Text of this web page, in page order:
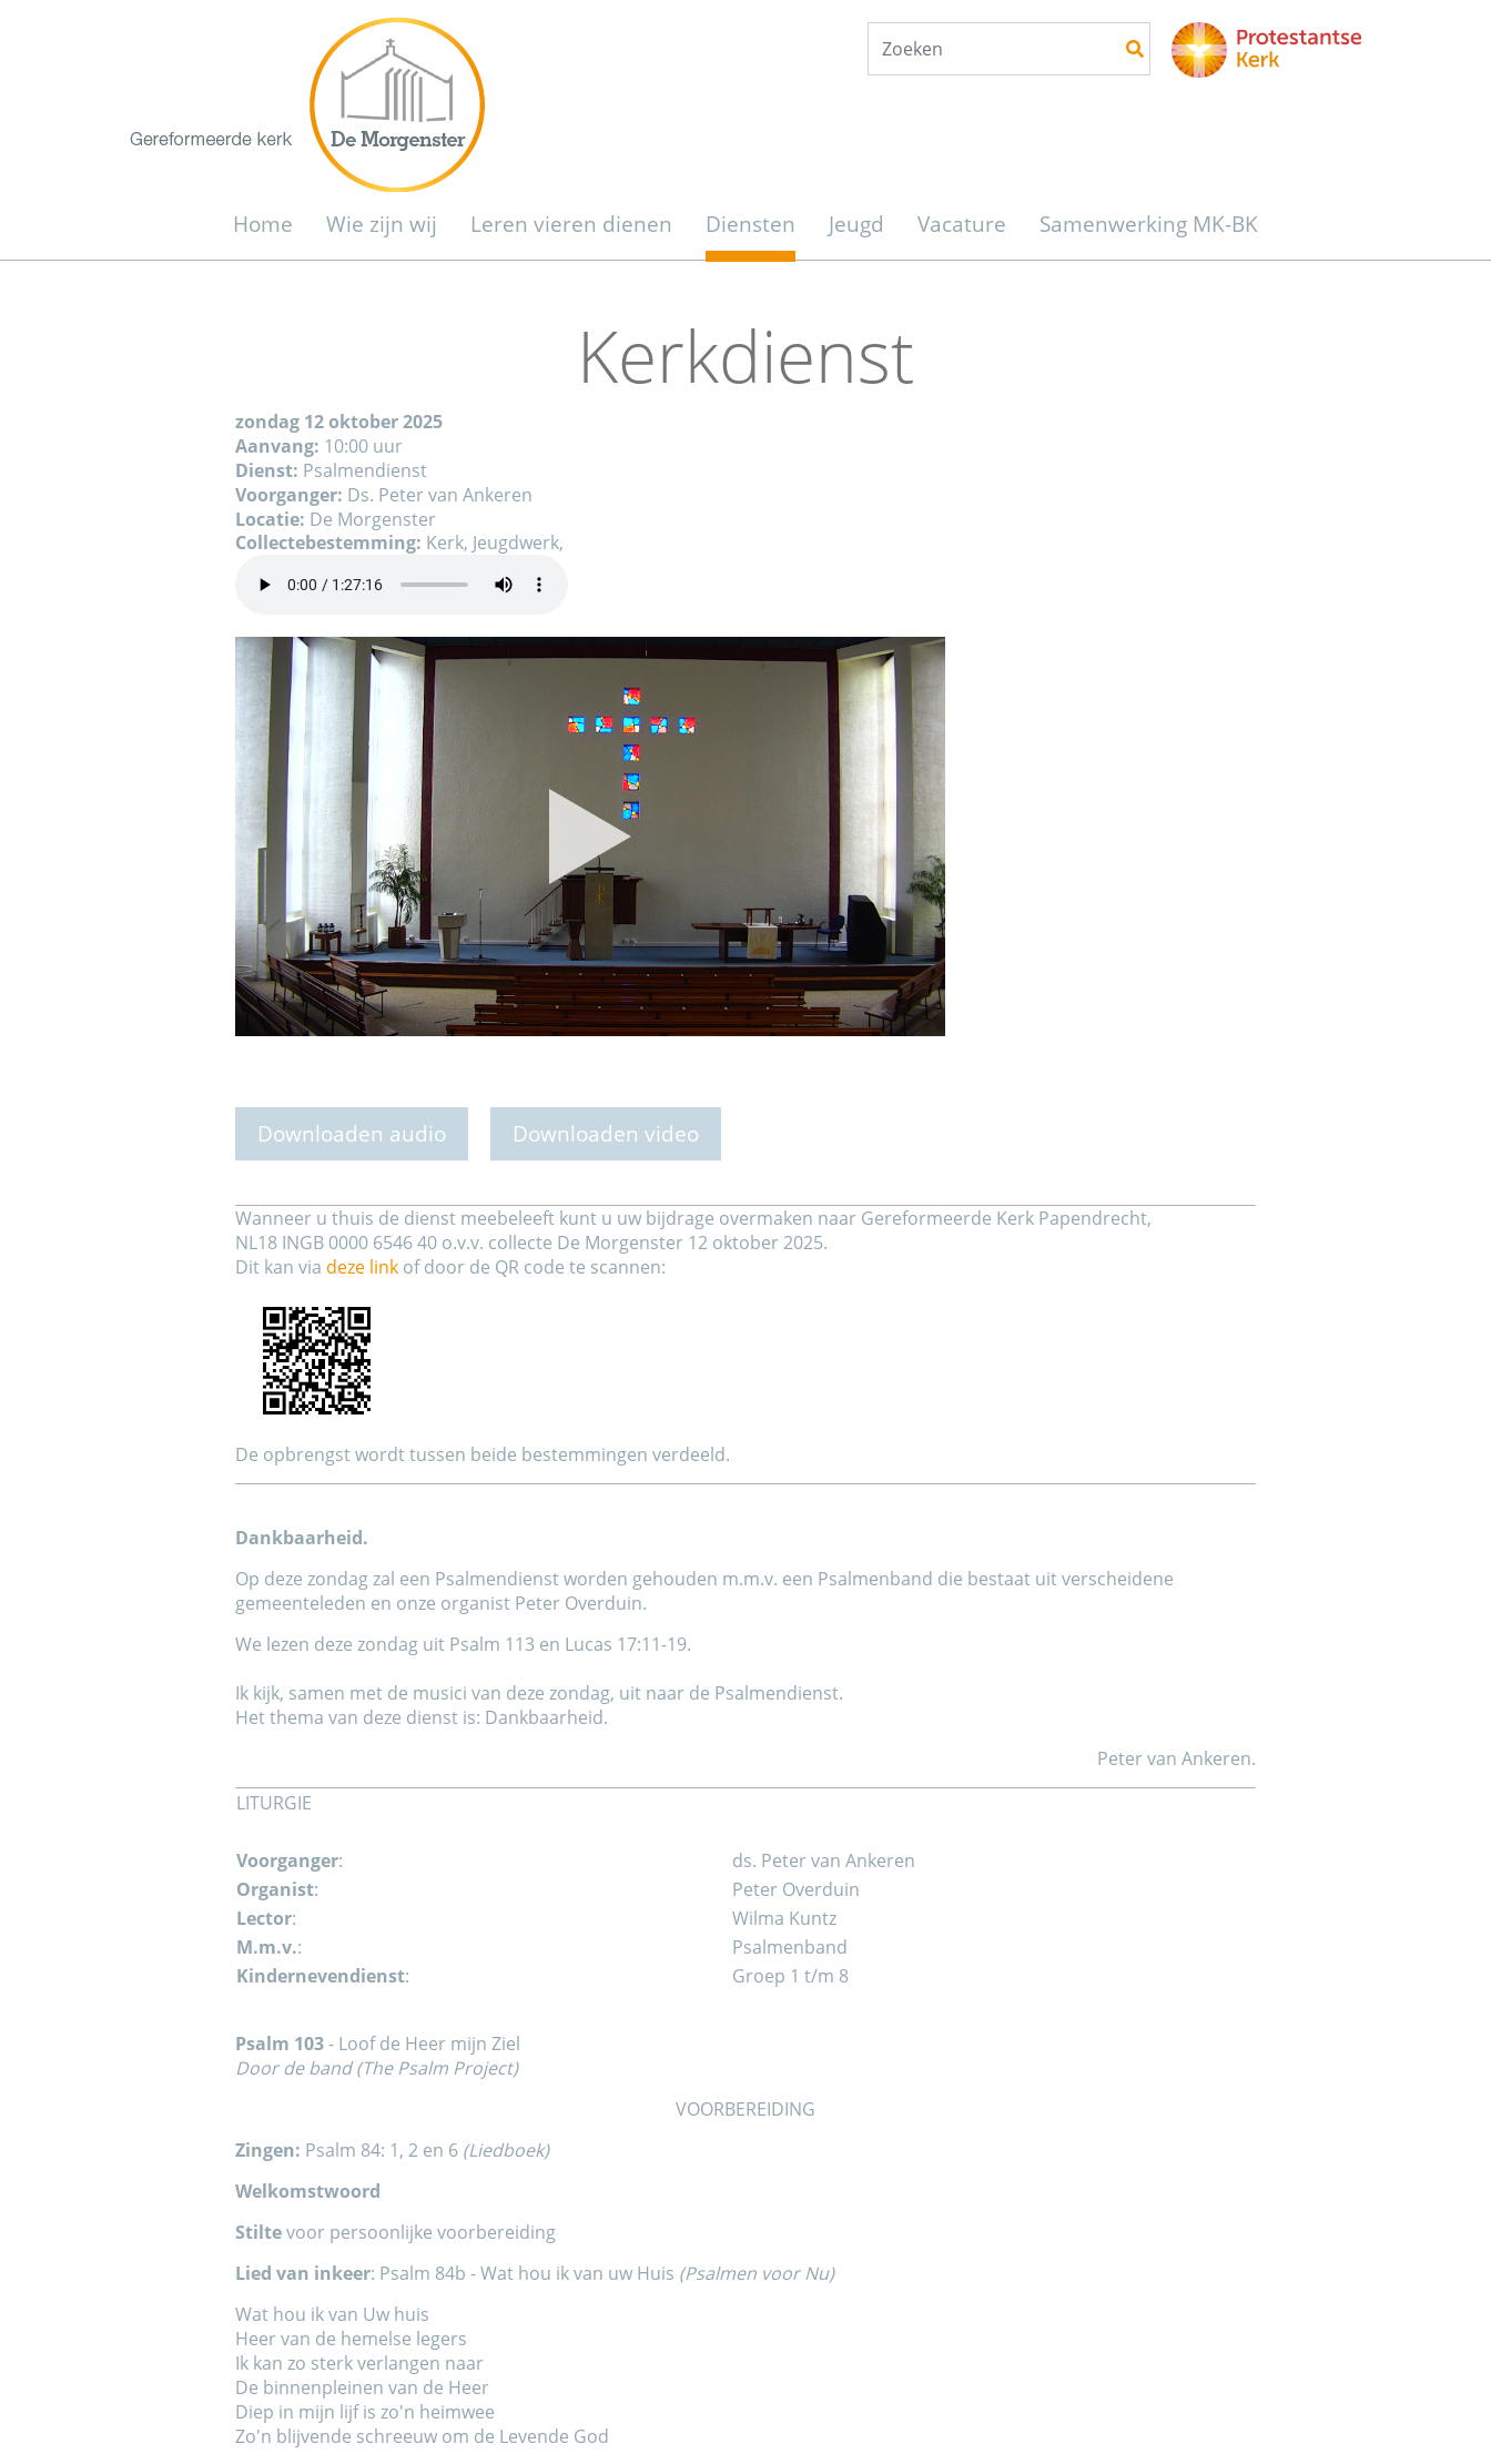
Home Wie zijn wij Leren vieren dienen Diensten Jeugd Vacature Samenwerking MK-BK
Kerkdienst
zondag 12 oktober 2025
Aanvang: 10:00 uur
Dienst: Psalmendienst
Voorganger: Ds. Peter van Ankeren
Locatie: De Morgenster
Collectebestemming: Kerk, Jeugdwerk,
Downloaden audio Downloaden video
Wanneer u thuis de dienst meebeleeft kunt u uw bijdrage overmaken naar Gereformeerde Kerk Papendrecht,
NL18 INGB 0000 6546 40 o.v.v. collecte De Morgenster 12 oktober 2025.
Dit kan via deze link of door de QR code te scannen:
De opbrengst wordt tussen beide bestemmingen verdeeld.
Dankbaarheid.
Op deze zondag zal een Psalmendienst worden gehouden m.m.v. een Psalmenband die bestaat uit verscheidene
gemeenteleden en onze organist Peter Overduin.
We lezen deze zondag uit Psalm 113 en Lucas 17:11-19.
Ik kijk, samen met de musici van deze zondag, uit naar de Psalmendienst.
Het thema van deze dienst is: Dankbaarheid.
Peter van Ankeren.
LITURGIE
Voorganger:
ds. Peter van Ankeren
Organist:
Peter Overduin
Lector:
Wilma Kuntz
M.m.v.:
Psalmenband
Kindernevendienst: Groep 1 t/m 8
Psalm 103- Loof de Heer mijn Ziel
Door de band (The Psalm Project)
VOORBEREIDING
Zingen: Psalm 84: 1, 2 en 6 (Liedboek)
Welkomstwoord
Stiltevoor persoonlijke voorbereiding
Lied van inkeer: Psalm 84b - Wat hou ik van uw Huis (Psalmen voor Nu)
Wat hou ik van Uw huis
Heer van de hemelse legers
Ik kan zo sterk verlangen naar
De binnenpleinen van de Heer
Diep in mijn lijf is zo'n heimwee
Zo'n blijvende schreeuw om de Levende God